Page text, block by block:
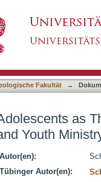
Fakultät →
as
Youth
Autor(en):
Tübinger Autor(en):